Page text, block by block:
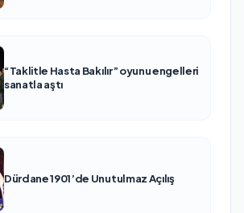
“Taklitle Hasta Bakılır” oyunu engelleri
sanatla aştı
Dürdane 1901’de Unutulmaz Açılış